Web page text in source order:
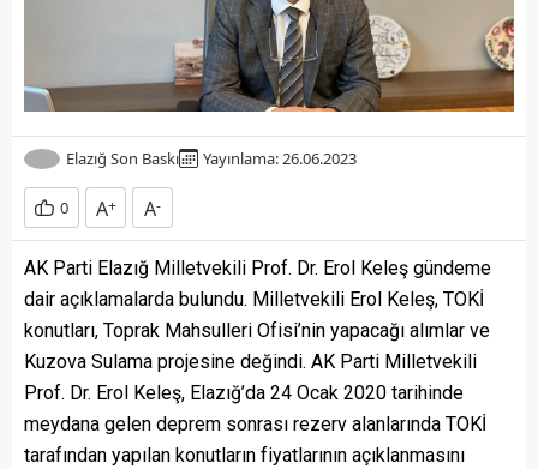
Elazığ Son Baskı Yayınlama: 26.06.2023
0 A+ A-
AK Parti Elazığ Milletvekili Prof. Dr. Erol Keleş gündeme
dair açıklamalarda bulundu. Milletvekili Erol Keleş, TOKİ
konutları, Toprak Mahsulleri Ofisi’nin yapacağı alımlar ve
Kuzova Sulama projesine değindi. AK Parti Milletvekili
Prof. Dr. Erol Keleş, Elazığ’da 24 Ocak 2020 tarihinde
meydana gelen deprem sonrası rezerv alanlarında TOKİ
tarafından yapılan konutların fiyatlarının açıklanmasını